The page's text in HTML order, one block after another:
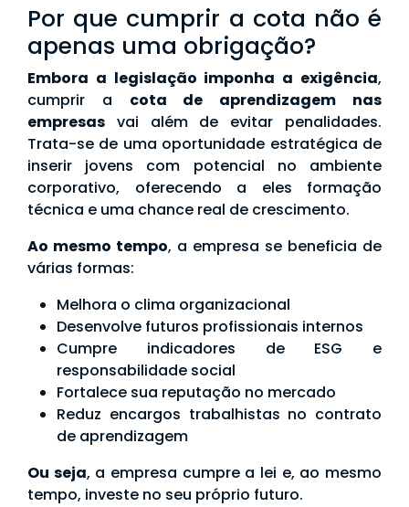
Por que cumprir a cota não é
apenas uma obrigação?
Embora a legislação imponha a exigência,
cumprir a cota de aprendizagem nas
empresas vai além de evitar penalidades.
Trata-se de uma oportunidade estratégica de
inserir jovens com potencial no ambiente
corporativo, oferecendo a eles formação
técnica e uma chance real de crescimento.
Ao mesmo tempo, a empresa se beneficia de
várias formas:
Melhora o clima organizacional
Desenvolve futuros profissionais internos
Cumpre indicadores de ESG e
responsabilidade social
Fortalece sua reputação no mercado
Reduz encargos trabalhistas no contrato
de aprendizagem
Ou seja, a empresa cumpre a lei e, ao mesmo
tempo, investe no seu próprio futuro.